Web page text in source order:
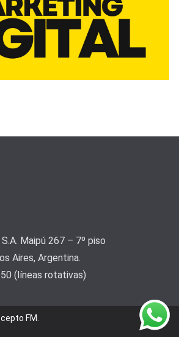
Maipú 267 – 7º piso
Aires, Argentina.
(líneas rotativas)
FM